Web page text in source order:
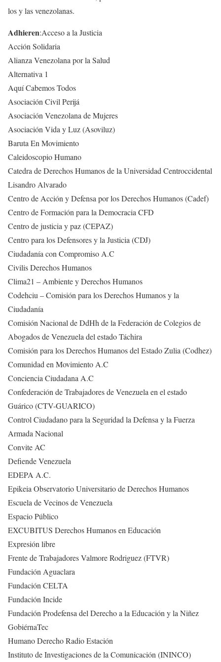
los y las venezolanas.
Adhieren:Acceso a la Justicia
Acción Solidaria
Alianza Venezolana por la Salud
Alternativa 1
Aquí Cabemos Todos
Asociación Civil Perijá
Asociación Venezolana de Mujeres
Asociación Vida y Luz (Asoviluz)
Baruta En Movimiento
Caleidoscopio Humano
Catedra de Derechos Humanos de la Universidad Centroccidental
Lisandro Alvarado
Centro de Acción y Defensa por los Derechos Humanos (Cadef)
Centro de Formación para la Democracia CFD
Centro de justicia y paz (CEPAZ)
Centro para los Defensores y la Justicia (CDJ)
Ciudadanía con Compromiso A.C
Civilis Derechos Humanos
Clima21 – Ambiente y Derechos Humanos
Codehciu – Comisión para los Derechos Humanos y la
Ciudadanía
Comisión Nacional de DdHh de la Federación de Colegios de
Abogados de Venezuela del estado Táchira
Comisión para los Derechos Humanos del Estado Zulia (Codhez)
Comunidad en Movimiento A.C
Conciencia Ciudadana A.C
Confederación de Trabajadores de Venezuela en el estado
Guárico (CTV-GUARICO)
Control Ciudadano para la Seguridad la Defensa y la Fuerza
Armada Nacional
Convite AC
Defiende Venezuela
EDEPA A.C.
Epikeia Observatorio Universitario de Derechos Humanos
Escuela de Vecinos de Venezuela
Espacio Público
EXCUBITUS Derechos Humanos en Educación
Expresión libre
Frente de Trabajadores Valmore Rodriguez (FTVR)
Fundación Aguaclara
Fundación CELTA
Fundación Incide
Fundación Prodefensa del Derecho a la Educación y la Niñez
GobiérnaTec
Humano Derecho Radio Estación
Instituto de Investigaciones de la Comunicación (ININCO)